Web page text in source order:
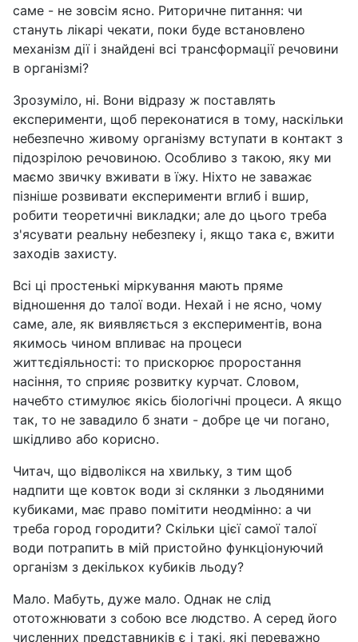
саме - не зовсім ясно. Риторичне питання: чи
стануть лікарі чекати, поки буде встановлено
механізм дії і знайдені всі трансформації речовини
в організмі?
Зрозуміло, ні. Вони відразу ж поставлять
експерименти, щоб переконатися в тому, наскільки
небезпечно живому організму вступати в контакт з
підозрілою речовиною. Особливо з такою, яку ми
маємо звичку вживати в їжу. Ніхто не заважає
пізніше розвивати експерименти вглиб і вшир,
робити теоретичні викладки; але до цього треба
з'ясувати реальну небезпеку і, якщо така є, вжити
заходів захисту.
Всі ці простенькі міркування мають пряме
відношення до талої води. Нехай і не ясно, чому
саме, але, як виявляється з експериментів, вона
якимось чином впливає на процеси
життєдіяльності: то прискорює проростання
насіння, то сприяє розвитку курчат. Словом,
начебто стимулює якісь біологічні процеси. А якщо
так, то не завадило б знати - добре це чи погано,
шкідливо або корисно.
Читач, що відволікся на хвильку, з тим щоб
надпити ще ковток води зі склянки з льодяними
кубиками, має право помітити неодмінно: а чи
треба город городити? Скільки цієї самої талої
води потрапить в мій пристойно функціонуючий
організм з декількох кубиків льоду?
Мало. Мабуть, дуже мало. Однак не слід
ототожнювати з собою все людство. А серед його
численних представників є і такі, які переважно